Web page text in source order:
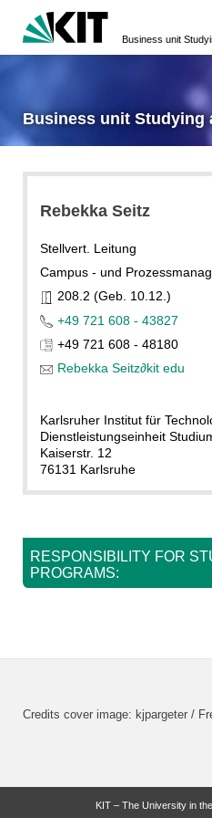
Business unit Studying
Rebekka Seitz
Stellvert. Leitung
Campus - und
208.2 (Geb. 10.12.)
+49 721 608 - 43827
+49 721 608 - 48180
Rebekka Seitz∂kit edu
Karlsruher Institut für
Dienstleistungseinheit
Kaiserstr. 12
76131 Karlsruhe
RESPONSIBILITY FOR
PROGRAMS:
Credits cover image: kjpargeter /
KIT – The University in